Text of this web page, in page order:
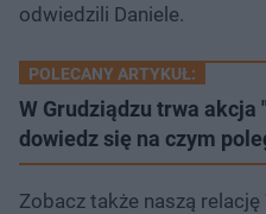
odwiedzili Daniele.
POLECANY ARTYKUŁ:
W Grudziądzu trwa akcja
dowiedz się na czym
Zobacz także naszą relację